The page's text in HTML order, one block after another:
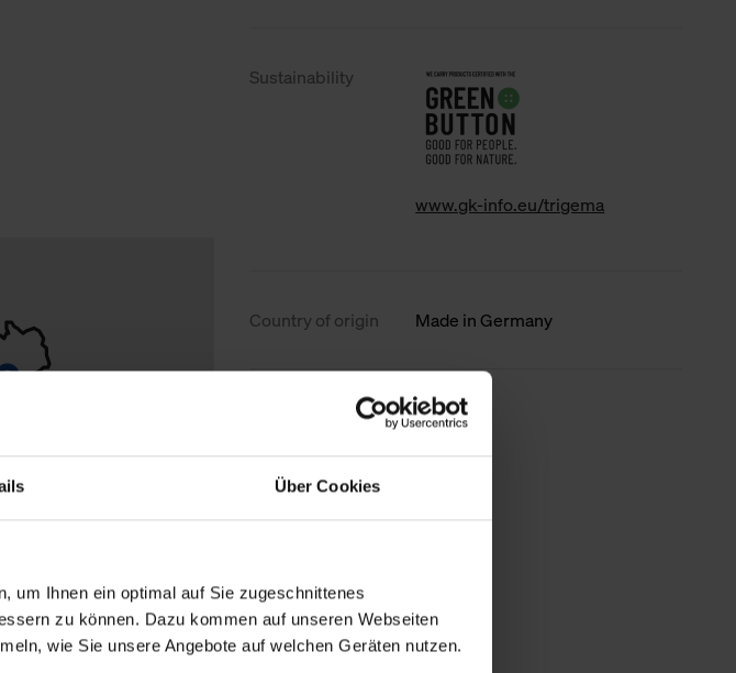
Über Cookies
um Ihnen ein optimal auf Sie zugeschnittenes
zu können. Dazu kommen auf unseren Webseiten
wie Sie unsere Angebote auf welchen Geräten nutzen.
Sustainability
www.gk-info.eu/trigema
Country of origin Made in Germany
less information